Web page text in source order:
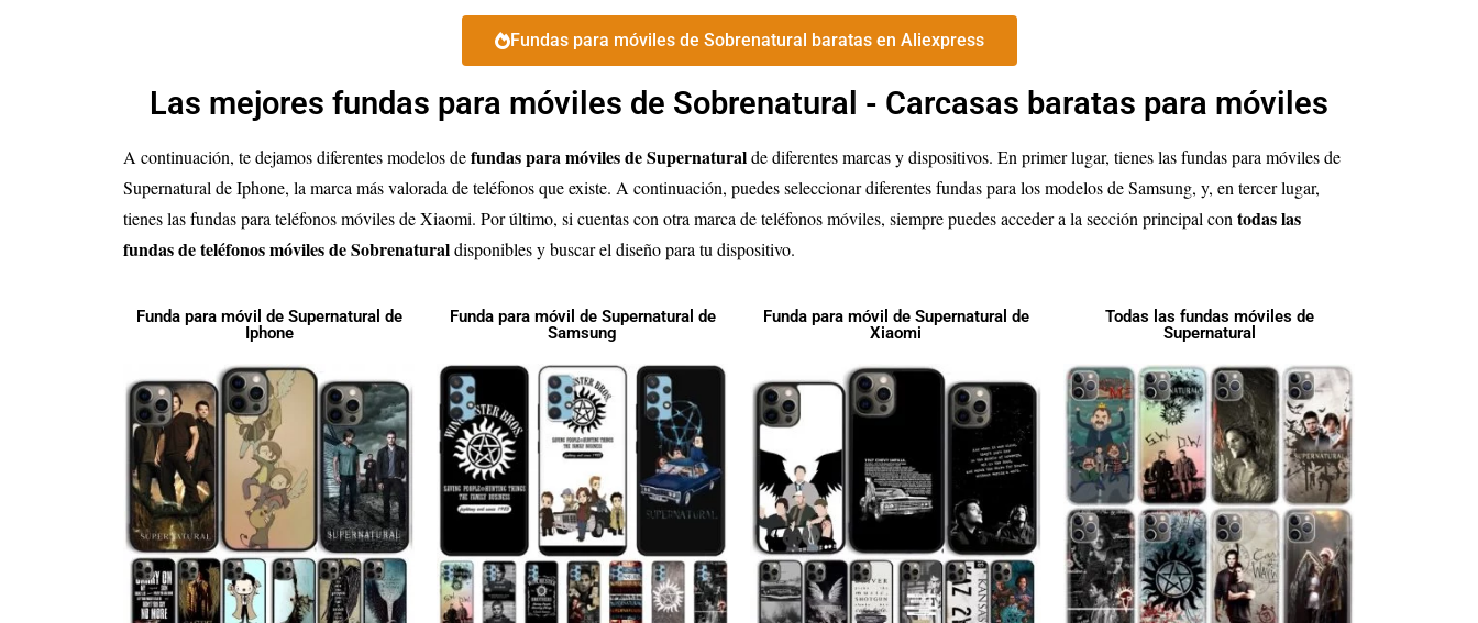
Fundas para móviles de Sobrenatural baratas en Aliexpress
Las mejores fundas para móviles de Sobrenatural - Carcasas baratas para móviles
A continuación, te dejamos diferentes modelos defundas para móviles deSupernaturalde diferentes marcas y dispositivos. En primer lugar, tienes las fundas para móviles de
Supernatural de Iphone, la marca más valorada de teléfonos que existe. A continuación, puedes seleccionar diferentes fundas para los modelos de Samsung, y, en tercer lugar,
tienes las fundas para teléfonos móviles de Xiaomi. Por último, si cuentas con otra marca de teléfonos móviles, siempre puedes acceder a la sección principal con todas las
fundas de teléfonos móviles deSobrenaturaldisponibles y buscar el diseño para tu dispositivo.
Funda para móvil de Supernatural de
Iphone
Funda para móvil de Supernatural de
Samsung
Funda para móvil de Supernatural de
Xiaomi
Todas las fundas móviles de
Supernatural